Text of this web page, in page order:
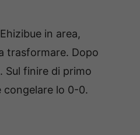
in area,
trasformare. Dopo
Sul finire di primo
congelare lo 0-0.